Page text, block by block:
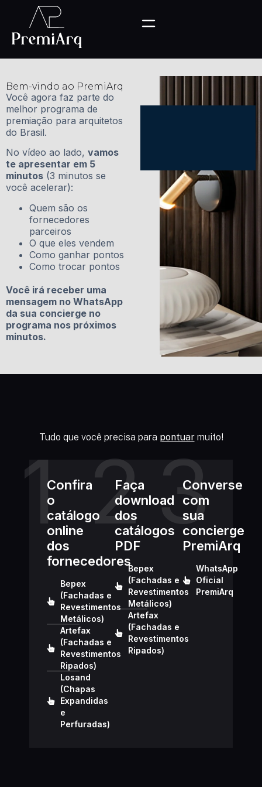
Bem-vindo ao PremiArq
Você agora faz parte do
melhor programa de
premiação para arquitetos
do Brasil.
No vídeo ao lado, vamos
te apresentar em 5
minutos (3 minutos se
você acelerar):
Quem são os
fornecedores
parceiros
O que eles vendem
Como ganhar pontos
Como trocar pontos
Você irá receber uma
mensagem no WhatsApp
da sua concierge no
programa nos próximos
minutos.
Tudo que você precisa para pontuarmuito!
Confira
o
catálogo
online
dos
fornecedores
Bepex
(Fachadas e
Revestimentos
Metálicos)
Artefax
(Fachadas e
Revestimentos
Ripados)
Losand
(Chapas
Expandidas
e
Perfuradas)
Faça
download
dos
catálogos
PDF
Bepex
(Fachadas e
Revestimentos
Metálicos)
Artefax
(Fachadas e
Revestimentos
Ripados)
Converse
com
sua
concierge
PremiArq
WhatsApp
Oficial
PremiArq